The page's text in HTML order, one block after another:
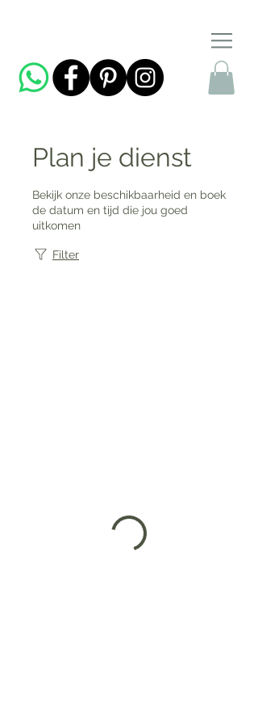
Plan je dienst
Bekijk onze beschikbaarheid en boek
de datum en tijd die jou goed
uitkomen
Filter